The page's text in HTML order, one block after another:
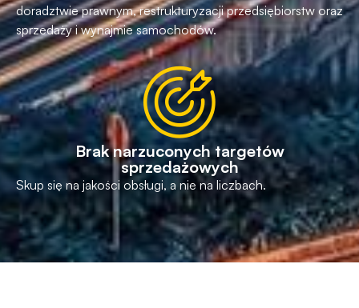
doradztwie prawnym, restrukturyzacji przedsiębiorstw oraz
sprzedaży i wynajmie samochodów.
Brak narzuconych targetów
sprzedażowych
Skup się na jakości obsługi, a nie na liczbach.